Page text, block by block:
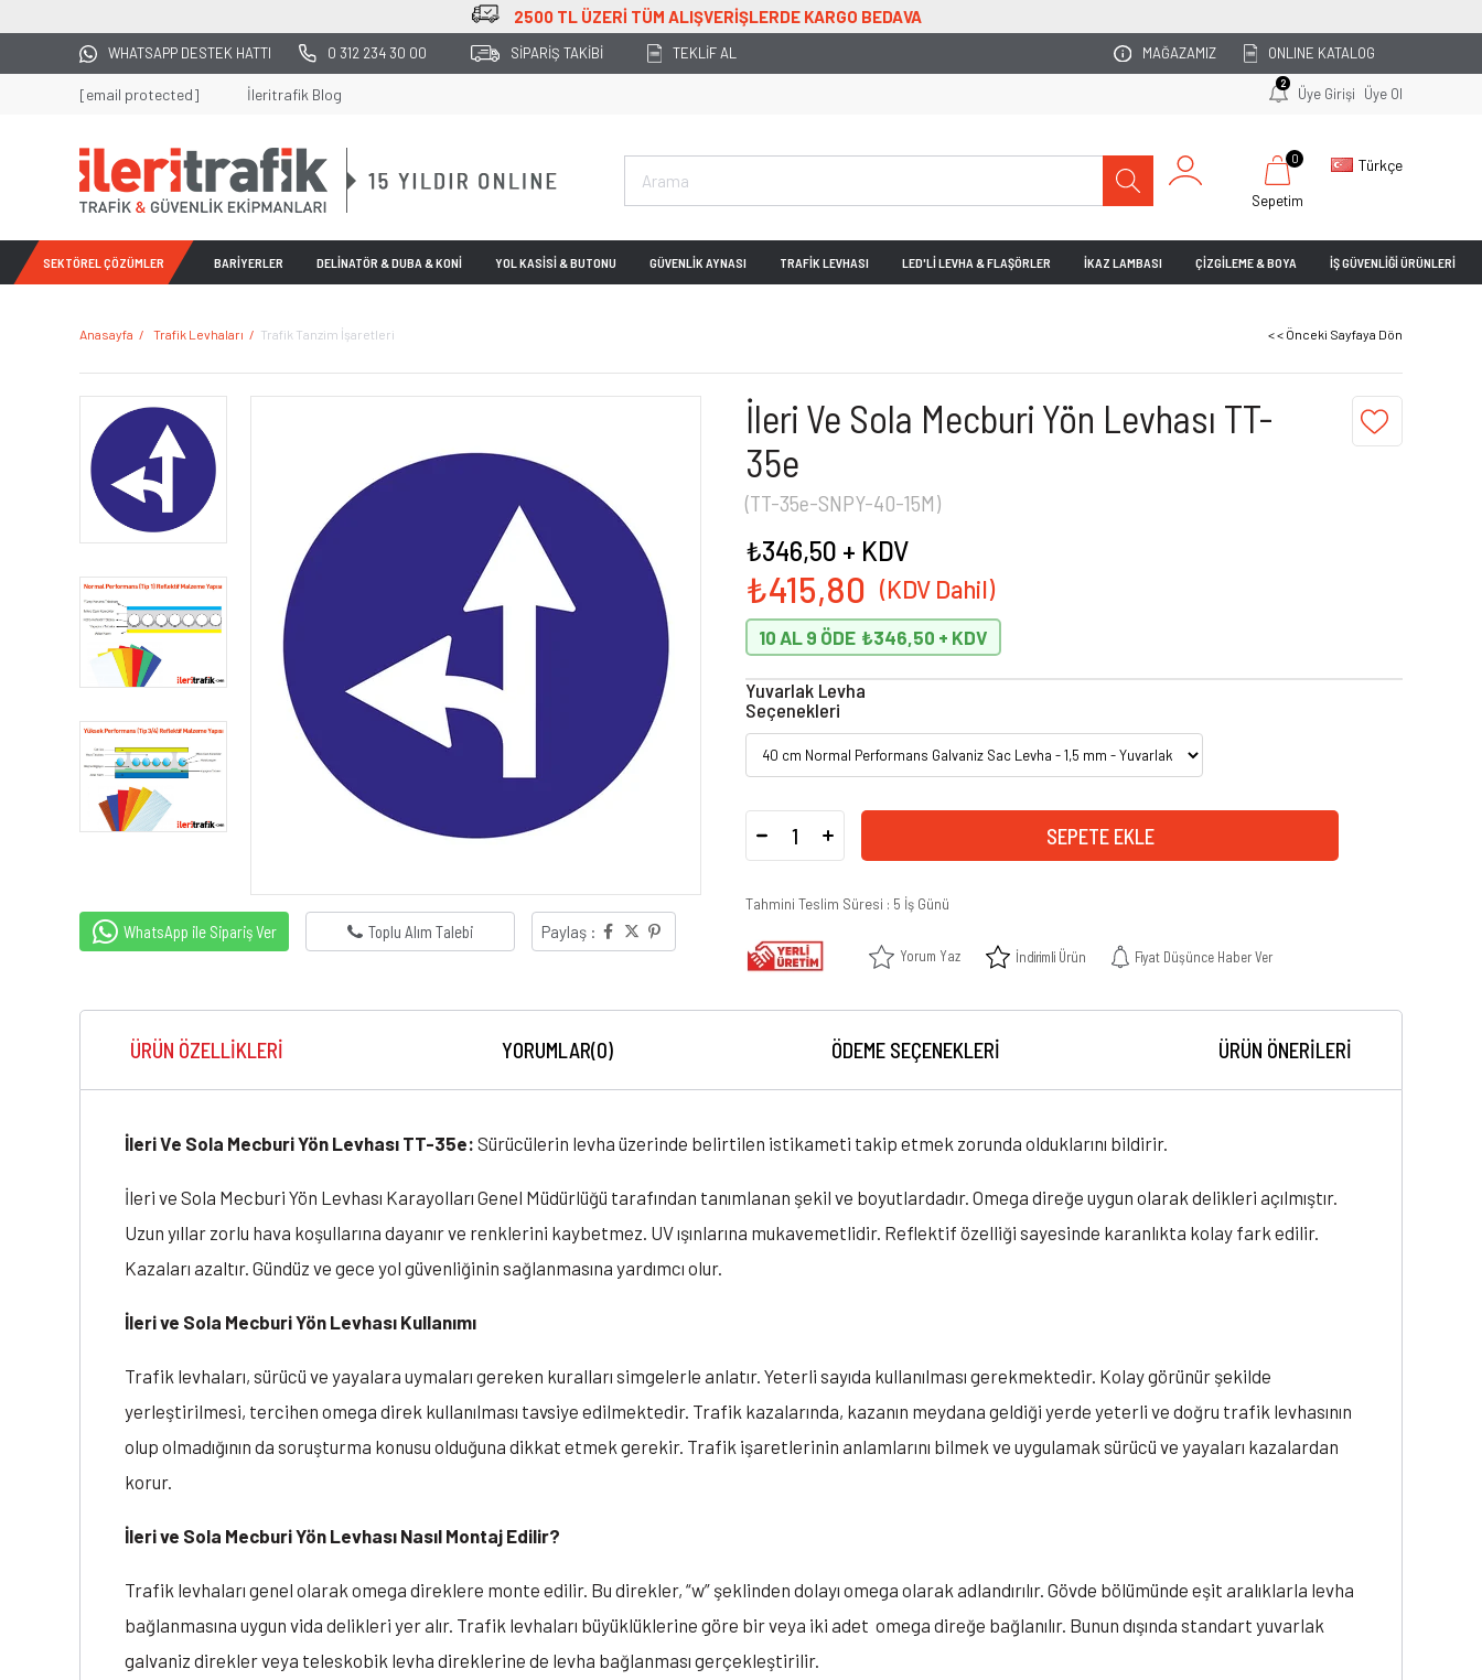
2500 TL ÜZERİ TÜM ALIŞVERİŞLERDE KARGO BEDAVA
WHATSAPP DESTEK HATTI 0 312 234 30 00 SİPARİŞ TAKİBİ TEKLİF AL MAĞAZAMIZ ONLINE KATALOG
[email protected] İleritrafik Blog
2
Üye Girişi Üye Ol
Türkçe
Sepetim
0
SEKTÖREL ÇÖZÜMLER BARİYERLER DELİNATÖR & DUBA & KONİ YOL KASİSİ & BUTONU GÜVENLİK AYNASI TRAFİK LEVHASI LED'Lİ LEVHA & FLAŞÖRLER İKAZ LAMBASI ÇİZGİLEME & BOYA İŞ GÜVENLİĞİ ÜRÜNLERİ
Anasayfa Trafik Levhaları Trafik Tanzim İşaretleri < < Önceki Sayfaya Dön
WhatsApp ile Sipariş Ver Toplu Alım Talebi Paylaş :
İleri Ve Sola Mecburi Yön Levhası TT-
35e
(TT-35e-SNPY-40-15M)
₺415,80
₺346,50 + KDV
10 AL 9 ÖDE ₺346,50
Yuvarlak Levha
Seçenekleri
Tahmini Teslim Süresi : 5 İş Günü
Yorum Yaz İndirimli Ürün Fiyat Düşünce Haber Ver
ÜRÜN ÖZELLIKLERI YORUMLAR(0) ÖDEME SEÇENEKLERI ÜRÜN ÖNERILERI
İleri Ve Sola Mecburi Yön Levhası TT-35e: Sürücülerin levha üzerinde belirtilen istikameti takip etmek zorunda olduklarını bildirir.
İleri ve Sola Mecburi Yön Levhası Karayolları Genel Müdürlüğü tarafından tanımlanan şekil ve boyutlardadır. Omega direğe uygun olarak delikleri açılmıştır.
Uzun yıllar zorlu hava koşullarına dayanır ve renklerini kaybetmez. UV ışınlarına mukavemetlidir. Reflektif özelliği sayesinde karanlıkta kolay fark edilir.
Kazaları azaltır. Gündüz ve gece yol güvenliğinin sağlanmasına yardımcı olur.
İleri ve Sola Mecburi Yön Levhası Kullanımı
Trafik levhaları, sürücü ve yayalara uymaları gereken kuralları simgelerle anlatır. Yeterli sayıda kullanılması gerekmektedir. Kolay görünür şekilde
yerleştirilmesi, tercihen omega direk kullanılması tavsiye edilmektedir. Trafik kazalarında, kazanın meydana geldiği yerde yeterli ve doğru trafik levhasının
olup olmadığının da soruşturma konusu olduğuna dikkat etmek gerekir. Trafik işaretlerinin anlamlarını bilmek ve uygulamak sürücü ve yayaları kazalardan
korur.
İleri ve Sola Mecburi Yön Levhası Nasıl Montaj Edilir?
Trafik levhaları genel olarak omega direklere monte edilir. Bu direkler, “w” şeklinden dolayı omega olarak adlandırılır. Gövde bölümünde eşit aralıklarla levha
bağlanmasına uygun vida delikleri yer alır. Trafik levhaları büyüklüklerine göre bir veya iki adet omega direğe bağlanılır. Bunun dışında standart yuvarlak
galvaniz direkler veya teleskobik levha direklerine de levha bağlanması gerçekleştirilir.